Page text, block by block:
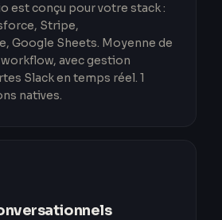
est conçu pour votre stack :
Stripe,
Google Sheets. Moyenne de
avec gestion
Slack en temps réel. 1
natives.